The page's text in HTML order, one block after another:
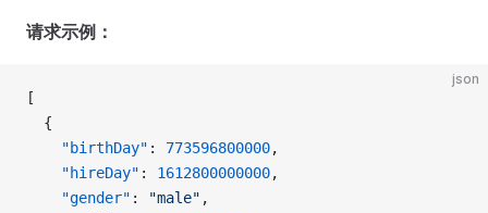
请求示例：
json
[
  {
    "birthDay"
: 773596800000,
    "hireDay"
: 1612800000000,
    "gender"
: "male" ,